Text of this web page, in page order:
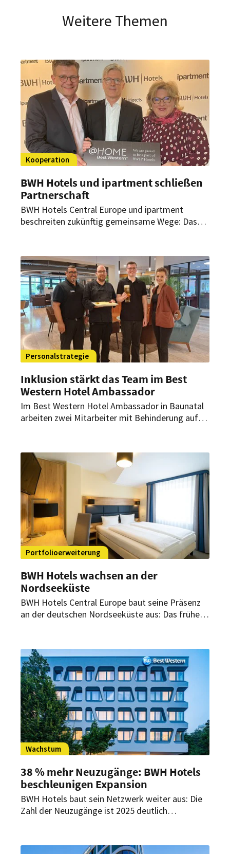
Weitere Themen
Kooperation
BWH Hotels und ipartment schließen
Partnerschaft
BWH Hotels Central Europe und ipartment
beschreiten zukünftig gemeinsame Wege: Das
Zielgruppen, Märkte und Marktanteile in
Deutschland und perspektivisch auch in Europa
zu erschließen.
Personalstrategie
Inklusion stärkt das Team im Best
Western Hotel Ambassador
Im Best Western Hotel Ambassador in Baunatal
arbeiten zwei Mitarbeiter mit Behinderung auf
offenen Unternehmenskultur beitragen kann.
Portfolioerweiterung
BWH Hotels wachsen an der
Nordseeküste
BWH Hotels Central Europe baut seine Präsenz
an der deutschen Nordseeküste aus: Das frühere
Ahoi – Sure Hotel Collection by Best Western
geführt werden.
Wachstum
38 % mehr Neuzugänge: BWH Hotels
beschleunigen Expansion
BWH Hotels baut sein Netzwerk weiter aus: Die
Zahl der Neuzugänge ist 2025 deutlich